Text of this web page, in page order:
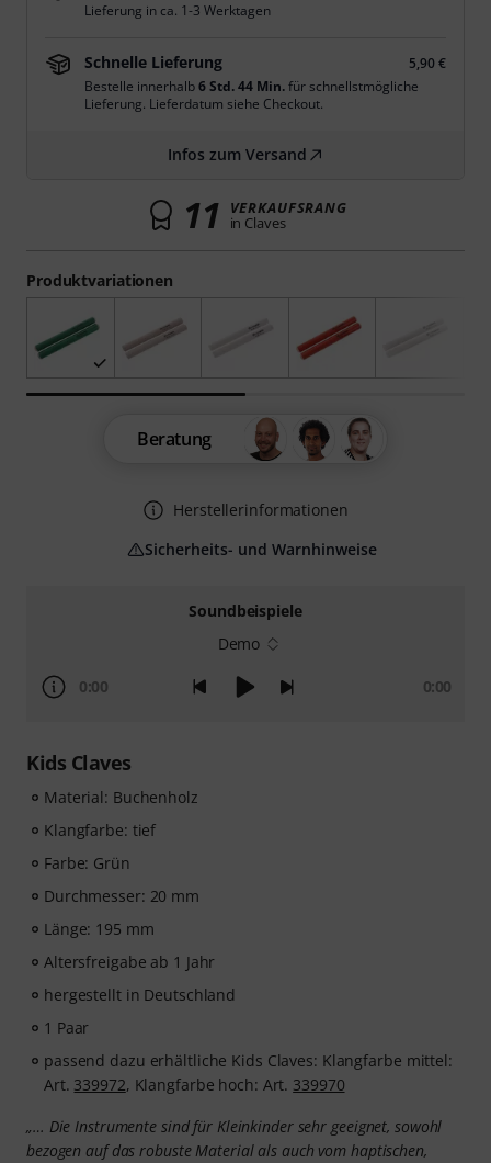
Soundbeispiele
Demo
0:00 0:00
Kids Claves
Material: Buchenholz
Klangfarbe: tief
Farbe: Grün
Durchmesser: 20 mm
Länge: 195 mm
Altersfreigabe ab 1 Jahr
hergestellt in Deutschland
1 Paar
passend dazu erhältliche Kids Claves: Klangfarbe mittel:
Art. 339972, Klangfarbe hoch: Art. 339970
„… Die Instrumente sind für Kleinkinder sehr geeignet, sowohl
bezogen auf das robuste Material als auch vom haptischen,
Produktvariationen
Lieferung in ca. 1-3 Werktagen
Schnelle Lieferung
5,90 €
Bestelle innerhalb6 Std. 44 Min.für schnellstmögliche
Lieferung. Lieferdatum siehe Checkout.
Infos zum Versand
11 VERKAUFSRANG
in Claves
Beratung
Herstellerinformationen
Sicherheits- und Warnhinweise